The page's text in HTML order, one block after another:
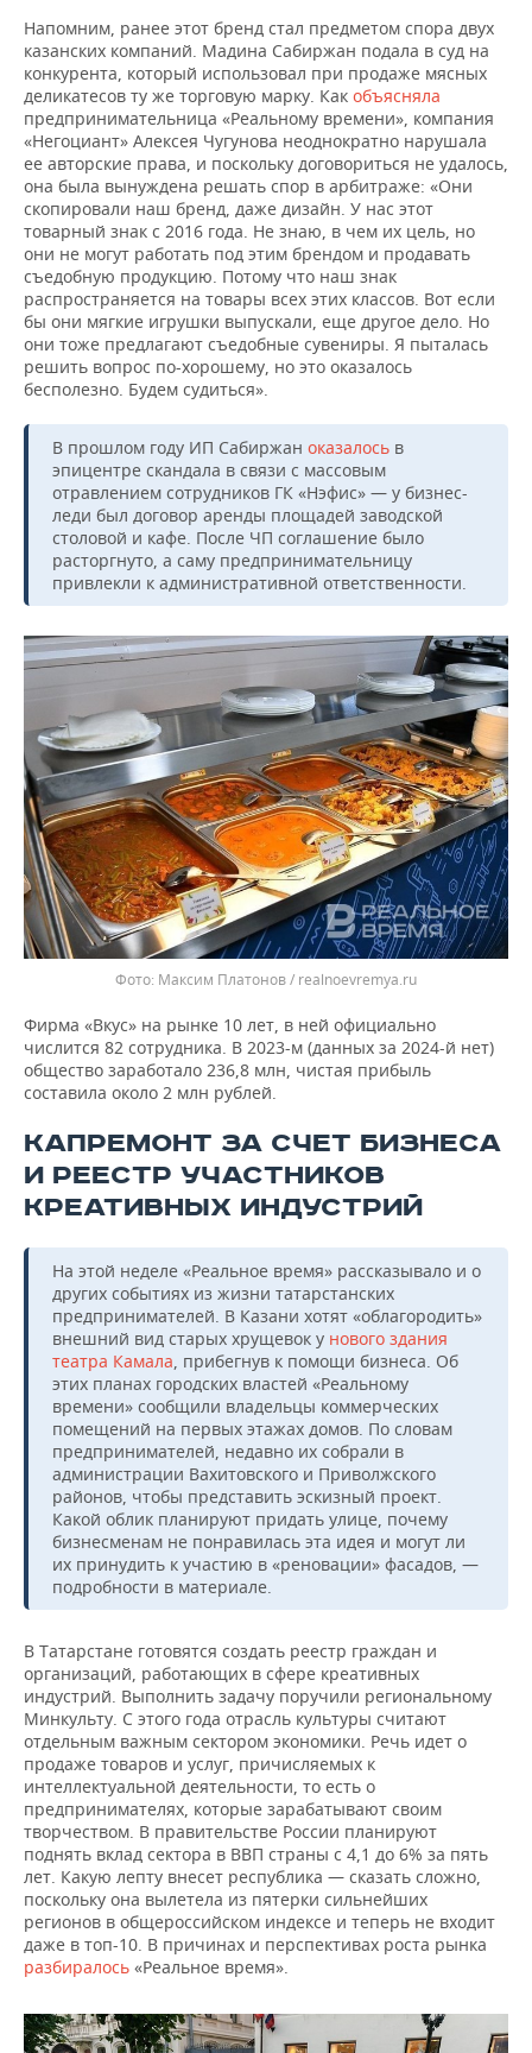
Напомним, ранее этот бренд стал предметом спора двух
казанских компаний. Мадина Сабиржан подала в суд на
конкурента, который использовал при продаже мясных
деликатесов ту же торговую марку. Как объясняла
предпринимательница «Реальному времени», компания
«Негоциант» Алексея Чугунова неоднократно нарушала
ее авторские права, и поскольку договориться не удалось,
она была вынуждена решать спор в арбитраже: «Они
скопировали наш бренд, даже дизайн. У нас этот
товарный знак с 2016 года. Не знаю, в чем их цель, но
они не могут работать под этим брендом и продавать
съедобную продукцию. Потому что наш знак
распространяется на товары всех этих классов. Вот если
бы они мягкие игрушки выпускали, еще другое дело. Но
они тоже предлагают съедобные сувениры. Я пыталась
решить вопрос по-хорошему, но это оказалось
бесполезно. Будем судиться».
В прошлом году ИП Сабиржан оказалось в
эпицентре скандала в связи с массовым
отравлением сотрудников ГК «Нэфис» — у бизнес-
леди был договор аренды площадей заводской
столовой и кафе. После ЧП соглашение было
расторгнуто, а саму предпринимательницу
привлекли к административной ответственности.
Максим Платонов / realnoevremya.ru
Фирма «Вкус» на рынке 10 лет, в ней официально
числится 82 сотрудника. В 2023-м (данных за 2024-й нет)
общество заработало 236,8 млн, чистая прибыль
составила около 2 млн рублей.
КАПРЕМОНТ ЗА СЧЕТ БИЗНЕСА
И РЕЕСТР УЧАСТНИКОВ
КРЕАТИВНЫХ ИНДУСТРИЙ
На этой неделе «Реальное время» рассказывало и о
других событиях из жизни татарстанских
предпринимателей. В Казани хотят «облагородить»
внешний вид старых хрущевок у нового здания
театра Камала, прибегнув к помощи бизнеса. Об
этих планах городских властей «Реальному
времени» сообщили владельцы коммерческих
помещений на первых этажах домов. По словам
предпринимателей, недавно их собрали в
администрации Вахитовского и Приволжского
районов, чтобы представить эскизный проект.
Какой облик планируют придать улице, почему
бизнесменам не понравилась эта идея и могут ли
их принудить к участию в «реновации» фасадов, —
подробности в материале.
В Татарстане готовятся создать реестр граждан и
организаций, работающих в сфере креативных
индустрий. Выполнить задачу поручили региональному
Минкульту. С этого года отрасль культуры считают
отдельным важным сектором экономики. Речь идет о
продаже товаров и услуг, причисляемых к
интеллектуальной деятельности, то есть о
предпринимателях, которые зарабатывают своим
творчеством. В правительстве России планируют
поднять вклад сектора в ВВП страны с 4,1 до 6% за пять
лет. Какую лепту внесет республика — сказать сложно,
поскольку она вылетела из пятерки сильнейших
регионов в общероссийском индексе и теперь не входит
даже в топ-10. В причинах и перспективах роста рынка
разбиралось «Реальное время».